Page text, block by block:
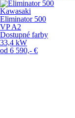
Kawasaki
Eliminator 500
VPA2
Dostupné farby
33,4 kW
od 6 590,- €